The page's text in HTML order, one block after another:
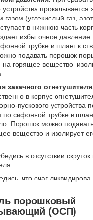
устройства прокалывается
(углекислый газ,
в нижнюю часть
избыточное
трубке и шланг к
подавать порошок
горящее вещество,
закачного огнетушителя.
в корпус
пускового устройства
по сифонной трубке в
Порошок можно
вещество и изолирует
в отсутствии скруток
что очаг
порошковый
(ОСП)